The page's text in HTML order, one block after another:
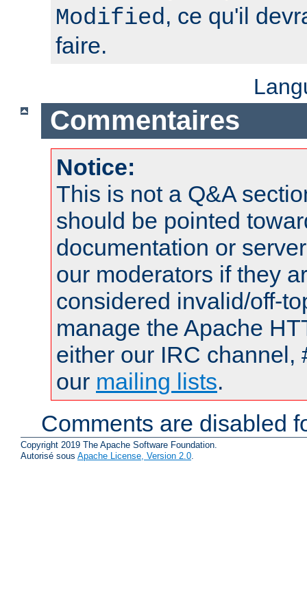
Modified, ce qu'il
faire.
Commentaires
Notice:
This is not a Q&A
should be pointed
documentation or
our moderators if they
considered invalid/off-
manage the Apache
either our IRC channel,
our mailing lists.
Comments are disabled
Copyright 2019 The Apache Software Foundation.
Autorisé sous Apache License, Version 2.0